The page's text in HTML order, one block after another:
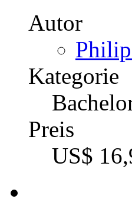
Autor
Kategorie
Preis
US$